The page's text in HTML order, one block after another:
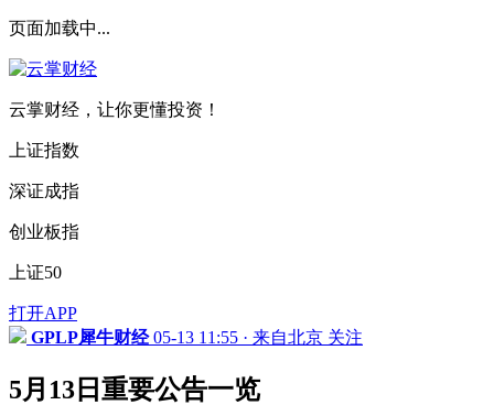
页面加载中...
云掌财经，让你更懂投资！
上证指数
深证成指
创业板指
上证50
打开APP
GPLP犀牛财经 05-13 11:55 · 来自北京 关注
5月13日重要公告一览